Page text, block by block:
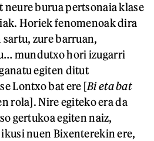
neure burua pertsonaia klase
Horiek fenomenoak dira
zure barruan,
mundutxo hori izugarri
egiten ditut
Lontxo bat ere [Bi eta bat
rola]. Nire egiteko era da
gertukoa egiten naiz,
nuen Bixenterekin ere,